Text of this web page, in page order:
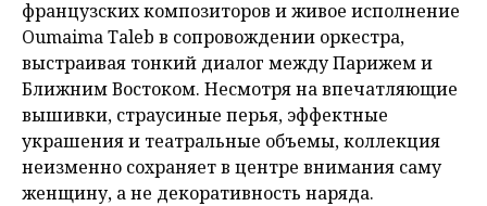
французских композиторов и живое исполнение
Oumaima Taleb в сопровождении оркестра,
выстраивая тонкий диалог между Парижем и
Ближним Востоком. Несмотря на впечатляющие
вышивки, страусиные перья, эффектные
украшения и театральные объемы, коллекция
неизменно сохраняет в центре внимания саму
женщину, а не декоративность наряда.